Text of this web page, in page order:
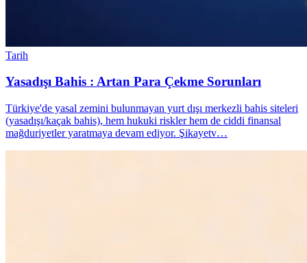
Tarih
Yasadışı Bahis : Artan Para Çekme Sorunları
Türkiye'de yasal zemini bulunmayan yurt dışı merkezli bahis siteleri
(yasadışı/kaçak bahis), hem hukuki riskler hem de ciddi finansal
mağduriyetler yaratmaya devam ediyor. Şikayetv…